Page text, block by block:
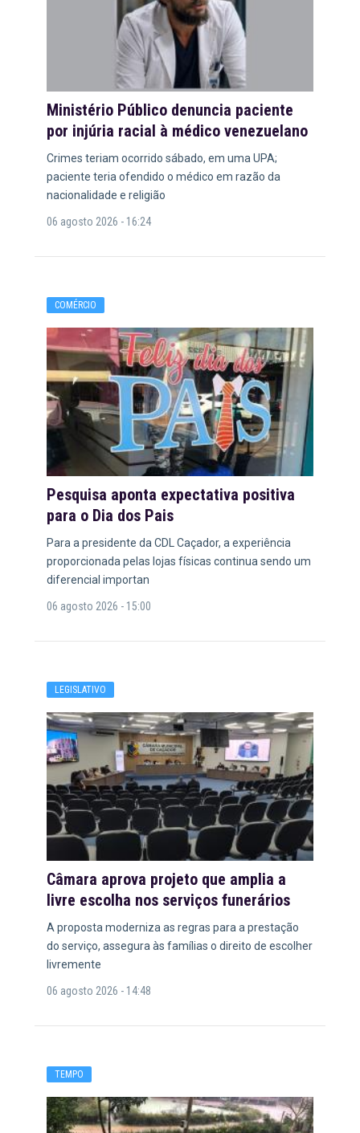
Ministério Público denuncia paciente
por injúria racial à médico venezuelano
Crimes teriam ocorrido sábado, em uma UPA;
paciente teria ofendido o médico em razão da
nacionalidade e religião
06 agosto 2026 - 16:24
COMÉRCIO
Pesquisa aponta expectativa positiva
para o Dia dos Pais
Para a presidente da CDL Caçador, a experiência
proporcionada pelas lojas físicas continua sendo um
diferencial importan
06 agosto 2026 - 15:00
LEGISLATIVO
Câmara aprova projeto que amplia a
livre escolha nos serviços funerários
A proposta moderniza as regras para a prestação
do serviço, assegura às famílias o direito de escolher
livremente
06 agosto 2026 - 14:48
TEMPO